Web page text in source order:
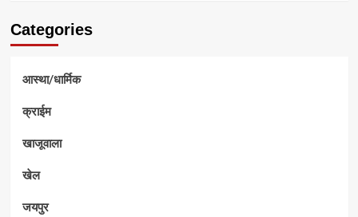
Categories
आस्था/धार्मिक
क्राईम
खाजूवाला
खेल
जयपुर